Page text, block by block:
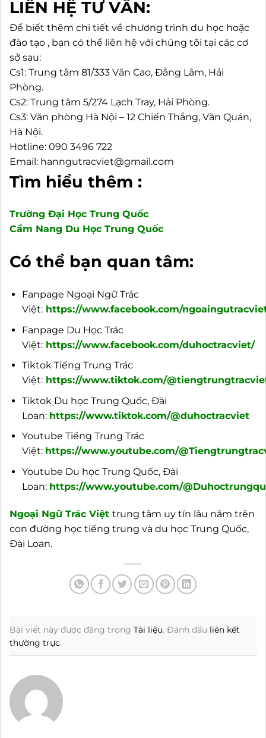
LIÊN HỆ TƯ VẤN:
Để biết thêm chi tiết về chương trình du học hoặc
đào tạo , bạn có thể liên hệ với chúng tôi tại các cơ
sở sau:
Cs1: Trung tâm 81/333 Văn Cao, Đằng Lâm, Hải
Phòng.
Cs2: Trung tâm 5/274 Lạch Tray, Hải Phòng.
Cs3: Văn phòng Hà Nội – 12 Chiến Thắng, Văn Quán,
Hà Nội.
Hotline: 090 3496 722
Email: hanngutracviet@gmail.com
Tìm hiểu thêm :
Trường Đại Học Trung Quốc
Cẩm Nang Du Học Trung Quốc
Có thể bạn quan tâm:
Fanpage Ngoại Ngữ Trác
Việt: https://www.facebook.com/
Fanpage Du Học Trác
Việt:https://www.facebook.com/duhoctracviet/
Tiktok Tiếng Trung Trác
Việt: https://www.tiktok.com/
Tiktok Du học Trung Quốc, Đài
Loan: https://www.tiktok.com/@duhoctracviet
Youtube Tiếng Trung Trác
Việt: https://www.youtube.com/
Youtube Du học Trung Quốc, Đài
Loan: https://www.youtube.com/
Ngoại Ngữ Trác Việt trung tâm uy tín lâu năm trên
con đường học tiếng trung và du học Trung Quốc,
Đài Loan.
Bài viết này được đăng trong Tài liệu. Đánh dấu liên kết
thường trực.